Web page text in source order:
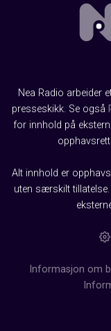
Nea Radio arbeider
presseskikk. Se også
for innhold på
Alt innhold er
uten særskilt
Informasjon om